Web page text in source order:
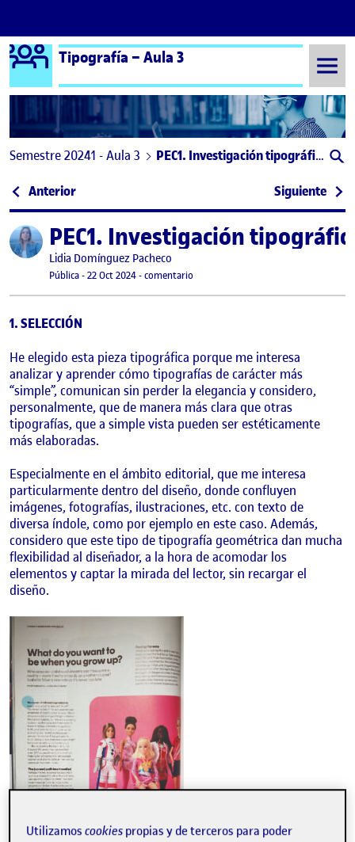
Saltar al contenido
Logo Ágora
Tipografía – Aula 3
Semestre 20241 - Aula 3 PEC1. Investigación tipográfica
Navegación de entradas
Anterior: PAC1. Investigación Tipográfica Siguiente:
Publicado porPEC1. Investigación
Publicado por
Lidia Domínguez Pacheco
Visibilidad:
Pública-Fecha de publicación
22 Oct 202423 octubre, 2024 12:00 am
-comentario
1. SELECCIÓN
He elegido esta pieza tipográfica porque me interesa
analizar y aprender cómo tipografías de carácter más
“simple”, comunican sin perder la elegancia y considero,
personalmente, que de manera más clara que otras
tipografías, que a simple vista pueden ser estéticamente
más elaboradas.
Especialmente en el ámbito editorial, que me interesa
particularmente dentro del diseño, donde confluyen
imágenes, fotografías, ilustraciones, etc. con texto de
diversa índole, como por ejemplo en este caso. Además,
considero que este tipo de tipografía geométrica dan mucha
flexibilidad al diseñador, a la hora de acomodar los
elementos y captar la mirada del lector, sin recargar el
diseño.
Utilizamoscookies propias y de terceros para poder